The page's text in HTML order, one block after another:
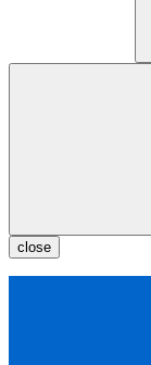
close